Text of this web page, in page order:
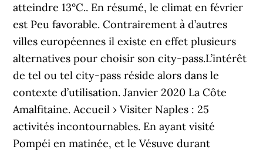
atteindre 13°C.. En résumé, le climat en février
est Peu favorable. Contrairement à d’autres
villes européennes il existe en effet plusieurs
alternatives pour choisir son city-pass.L’intérêt
de tel ou tel city-pass réside alors dans le
contexte d’utilisation. Janvier 2020 La Côte
Amalfitaine. Accueil › Visiter Naples : 25
activités incontournables. En ayant visité
Pompéi en matinée, et le Vésuve durant